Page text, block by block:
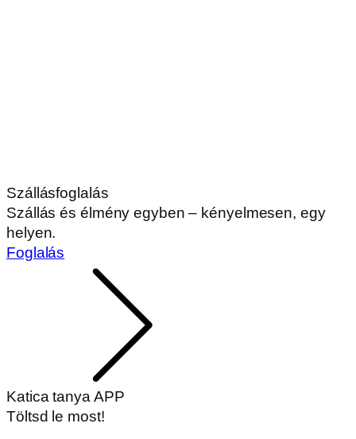
Szállásfoglalás
Szállás és élmény egyben – kényelmesen, egy
helyen.
Foglalás
Katica tanya APP
Töltsd le most!